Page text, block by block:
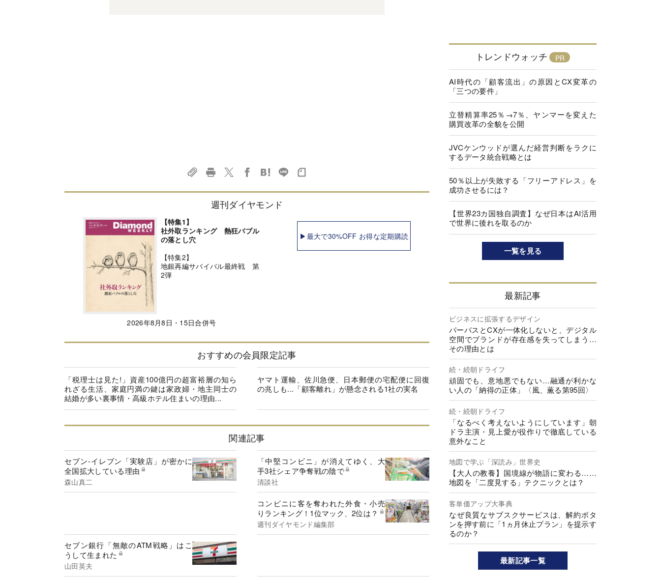
週刊ダイヤモンド
【特集1】
社外取ランキング 熱狂バブル
の落とし穴
【特集2】
地銀再編サバイバル最終戦 第
2弾
2026年8月8日・15日合併号
▶最大で30%OFF お得な定期購読
おすすめの会員限定記事
「税理士は見た!」資産100億円の超富裕層の知ら
れざる生活、家庭円満の鍵は家政婦・地主同士の
結婚が多い裏事情・高級ホテル住まいの理由...
ヤマト運輸、佐川急便、日本郵便の宅配便に回復
の兆しも...「顧客離れ」が懸念される1社の実名
関連記事
セブン-イレブン「実験店」が密かに
全国拡大している理由
森山真二
「中堅コンビニ」が消えてゆく、大
手3社シェア争奪戦の陰で
清談社
コンビニに客を奪われた外食・小売
りランキング！1位マック、2位は？
週刊ダイヤモンド編集部
セブン銀行「無敵のATM戦略」はこ
うして生まれた
山田英夫
トレンドウォッチ
AI時代の「顧客流出」の原因とCX変革の
「三つの要件」
立替精算率25％→7％、ヤンマーを変えた
購買改革の全貌を公開
JVCケンウッドが選んだ経営判断をラクに
するデータ統合戦略とは
50％以上が失敗する「フリーアドレス」を
成功させるには？
【世界23カ国独自調査】なぜ日本はAI活用
で世界に後れを取るのか
一覧を見る
最新記事
ビジネスに拡張するデザイン
パーパスとCXが一体化しないと、デジタル
空間でブランドが存在感を失ってしまう…
その理由とは
続・続朝ドライフ
頑固でも、意地悪でもない…融通が利かな
い人の「納得の正体」〈風、薫る第95回〉
続・続朝ドライフ
「なるべく考えないようにしています」朝
ドラ主演・見上愛が役作りで徹底している
意外なこと
地図で学ぶ「深読み」世界史
【大人の教養】国境線が物語に変わる……
地図を「二度見する」テクニックとは？
客単価アップ大事典
なぜ良質なサブスクサービスは、解約ボタ
ンを押す前に「1ヵ月休止プラン」を提示す
るのか？
最新記事一覧